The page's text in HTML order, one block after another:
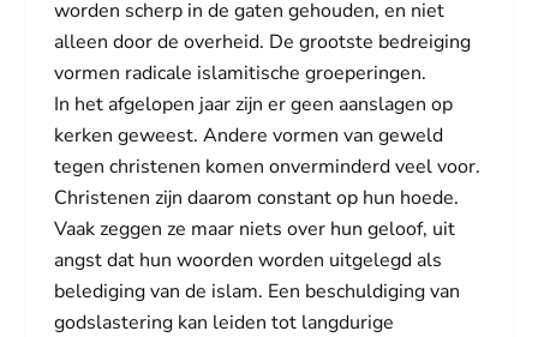
worden scherp in de gaten gehouden, en niet
alleen door de overheid. De grootste bedreiging
vormen radicale islamitische groeperingen.
In het afgelopen jaar zijn er geen aanslagen op
kerken geweest. Andere vormen van geweld
tegen christenen komen onverminderd veel voor.
Christenen zijn daarom constant op hun hoede.
Vaak zeggen ze maar niets over hun geloof, uit
angst dat hun woorden worden uitgelegd als
belediging van de islam. Een beschuldiging van
godslastering kan leiden tot langdurige